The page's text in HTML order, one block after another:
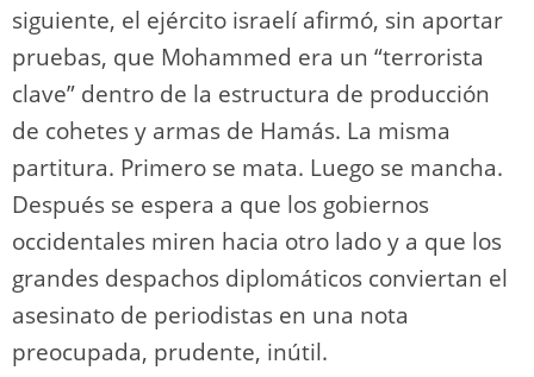
siguiente, el ejército israelí afirmó, sin aportar
pruebas, que Mohammed era un “terrorista
clave” dentro de la estructura de producción
de cohetes y armas de Hamás. La misma
partitura. Primero se mata. Luego se mancha.
Después se espera a que los gobiernos
occidentales miren hacia otro lado y a que los
grandes despachos diplomáticos conviertan el
asesinato de periodistas en una nota
preocupada, prudente, inútil.